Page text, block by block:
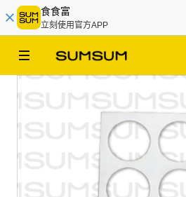
食食富
立刻使用官方APP